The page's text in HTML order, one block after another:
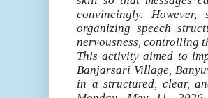
convincingly.
organizing speech
nervousness, controlling
This activity aimed to
Banjarsari Village,
in a structured, clear,